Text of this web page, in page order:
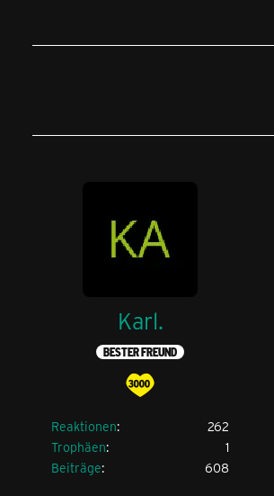
Karl.
BESTER FREUND
Reaktionen
262
Trophäen
1
Beiträge
608